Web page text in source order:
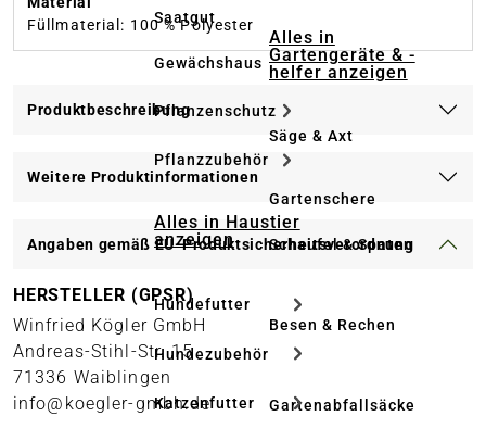
Saatgut
Gewächshaus
Pflanzenschutz
Pflanzzubehör
Alles in Haustier
anzeigen
Hundefutter
Hundezubehör
Katzenfutter
Alles in
Gartengeräte & -
helfer anzeigen
Säge & Axt
Gartenschere
Schaufel & Spaten
Besen & Rechen
Gartenabfallsäcke
Füllmaterial: 100 % Polyester
Produktbeschreibung
Weitere Produktinformationen
Angaben gemäß EU-Produktsicherheitsverordnung
HERSTELLER (GPSR)
Winfried Kögler GmbH
Andreas-Stihl-Str. 15
71336 Waiblingen
info@koegler-gmbh.de